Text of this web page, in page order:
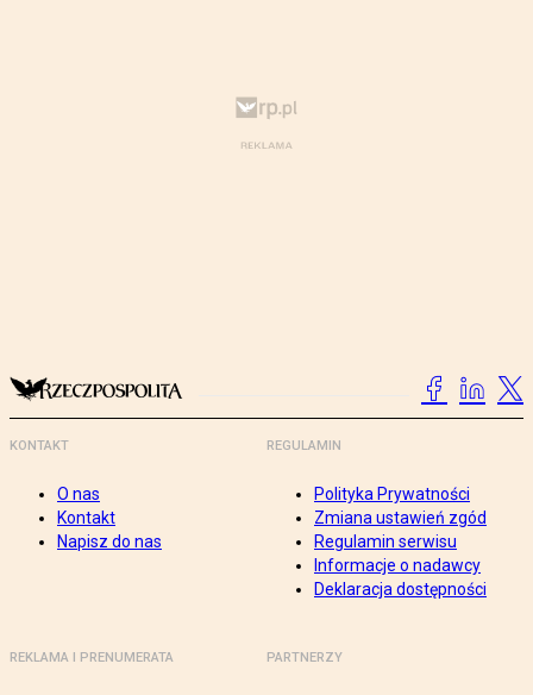
KONTAKT
O nas
Kontakt
Napisz do nas
REGULAMIN
Polityka Prywatności
Zmiana ustawień zgód
Regulamin serwisu
Informacje o nadawcy
Deklaracja dostępności
REKLAMA I PRENUMERATA PARTNERZY